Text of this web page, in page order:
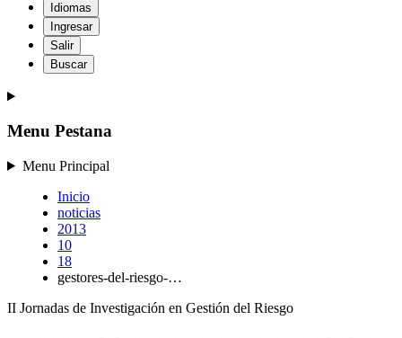
Idiomas
Ingresar
Salir
Buscar
Menu Pestana
Menu Principal
Inicio
noticias
2013
10
18
gestores-del-riesgo-…
II Jornadas de Investigación en Gestión del Riesgo